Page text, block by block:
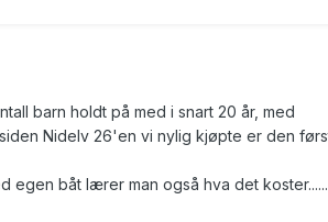
barn holdt på med i snart 20 år, med
Nidelv 26'en vi nylig kjøpte er den
egen båt lærer man også hva det